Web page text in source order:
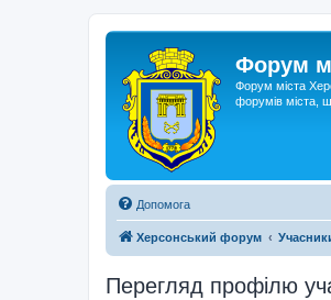
Форум
Форум міста
форумів міста,
Допомога
Херсонський форум
Перегляд профілю